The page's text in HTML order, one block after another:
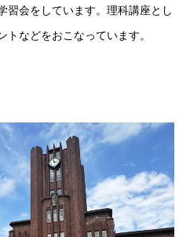
習会をしています。理科講座とし
などをおこなっています。